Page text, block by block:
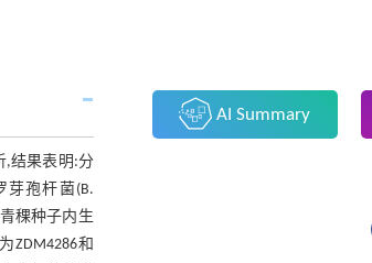
,结果表明:分
芽孢杆菌(B.
稞种子内生
ZDM4286和
AI Summary